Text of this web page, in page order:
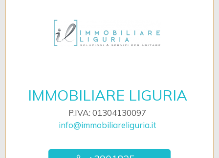
IMMOBILIARE LIGURIA
P.IVA: 01304130097
info@immobiliareliguria.it